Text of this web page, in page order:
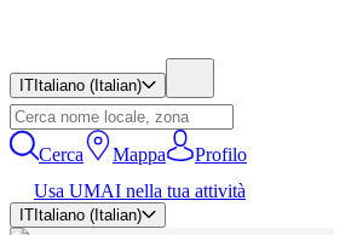
IT Italiano (Italian)
Cerca Mappa
Profilo
Usa UMAI nella tua attività
IT Italiano (Italian)